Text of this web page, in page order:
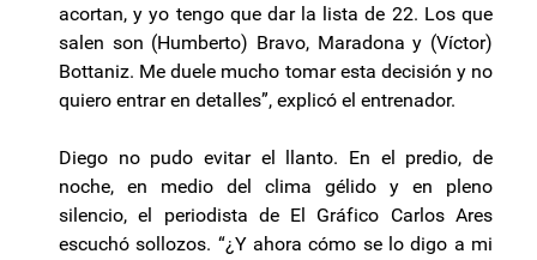
acortan, y yo tengo que dar la lista de 22. Los que
salen son (Humberto) Bravo, Maradona y (Víctor)
Bottaniz. Me duele mucho tomar esta decisión y no
quiero entrar en detalles”, explicó el entrenador.
Diego no pudo evitar el llanto. En el predio, de
noche, en medio del clima gélido y en pleno
silencio, el periodista de El Gráfico Carlos Ares
escuchó sollozos. “¿Y ahora cómo se lo digo a mi